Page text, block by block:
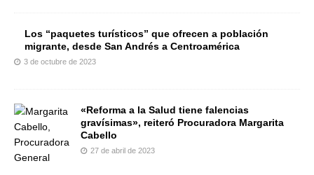
Los “paquetes turísticos” que ofrecen a población
migrante, desde San Andrés a Centroamérica
3 de octubre de 2023
«Reforma a la Salud tiene falencias
gravísimas», reiteró Procuradora Margarita
Cabello
27 de abril de 2023